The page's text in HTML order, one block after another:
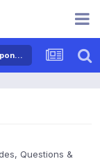
Sony Ericsson Xperia X8 - Aides, Questions & Réponses
Questions &